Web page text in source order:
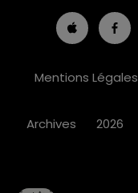
Mentions Légales
Archives 2026